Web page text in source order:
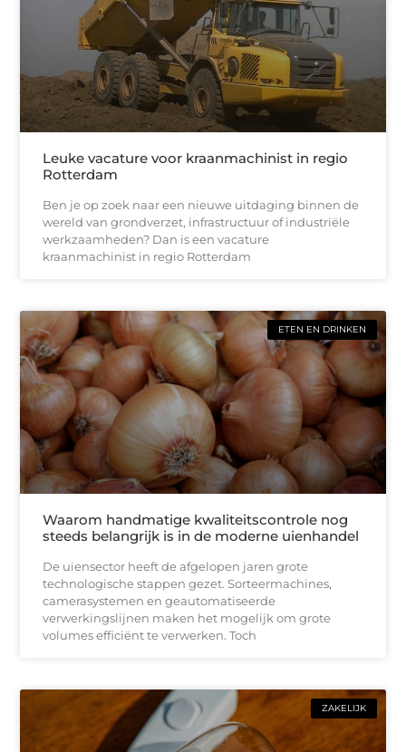
Leuke vacature voor kraanmachinist in regio
Rotterdam
Ben je op zoek naar een nieuwe uitdaging binnen de
wereld van grondverzet, infrastructuur of industriële
werkzaamheden? Dan is een vacature
kraanmachinist in regio Rotterdam
ETEN EN DRINKEN
Waarom handmatige kwaliteitscontrole nog
steeds belangrijk is in de moderne uienhandel
De uiensector heeft de afgelopen jaren grote
technologische stappen gezet. Sorteermachines,
camerasystemen en geautomatiseerde
verwerkingslijnen maken het mogelijk om grote
volumes efficiënt te verwerken. Toch
ZAKELIJK